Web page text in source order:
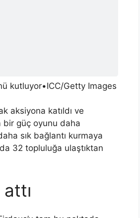
kutluyor•ICC/Getty Images
aksiyona katıldı ve
bir güç oyunu daha
sık bağlantı kurmaya
32 topluluğa ulaştıktan